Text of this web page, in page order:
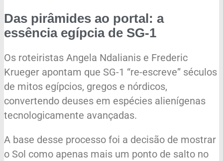
Das pirâmides ao portal: a
essência egípcia de SG-1
Os roteiristas Angela Ndalianis e Frederic
Krueger apontam que SG-1 “re-escreve” séculos
de mitos egípcios, gregos e nórdicos,
convertendo deuses em espécies alienígenas
tecnologicamente avançadas.
A base desse processo foi a decisão de mostrar
o Sol como apenas mais um ponto de salto no